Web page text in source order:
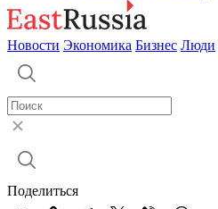
Новости Экономика Бизнес Люди
Поделиться